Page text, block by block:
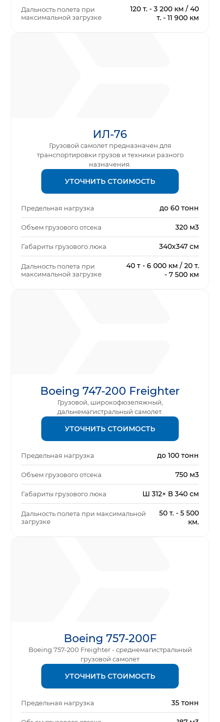
Дальность полета при
максимальной загрузке
120 т. - 3 200 км / 40
т. - 11 900 км
ИЛ-76
Грузовой самолет предназначен для
транспортировки грузов и техники разного
назначения.
УТОЧНИТЬ СТОИМОСТЬ
Предельная нагрузка до 60 тонн
Объем грузового отсека 320 м3
Габариты грузового люка 340х347 см
Дальность полета при
максимальной загрузке
40 т - 6 000 км / 20 т.
- 7 500 км
Boeing 747-200 Freighter
Грузовой, широкофюзеляжный,
дальнемагистральный самолет.
УТОЧНИТЬ СТОИМОСТЬ
Предельная нагрузка до 100 тонн
Объем грузового отсека 750 м3
Габариты грузового люка Ш 312× В 340 см
Дальность полета при максимальной
загрузке
50 т. - 5 500
км.
Boeing 757-200F
Boeing 757-200 Freighter - среднемагистральный
грузовой самолет
УТОЧНИТЬ СТОИМОСТЬ
Предельная нагрузка 35 тонн